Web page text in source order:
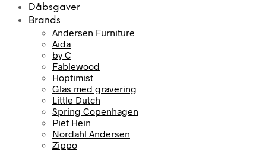
Dåbsgaver
Brands
Andersen Furniture
Aida
by C
Fablewood
Hoptimist
Glas med gravering
Little Dutch
Spring Copenhagen
Piet Hein
Nordahl Andersen
Zippo